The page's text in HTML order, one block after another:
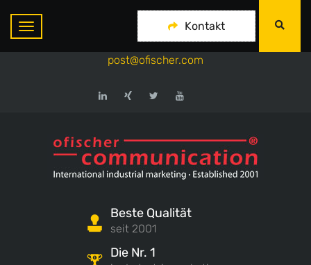
ofischer communication
+49-175-718 444 1
post@ofischer.com
Beste Qualität
seit 2001
Die Nr. 1
Kontakt